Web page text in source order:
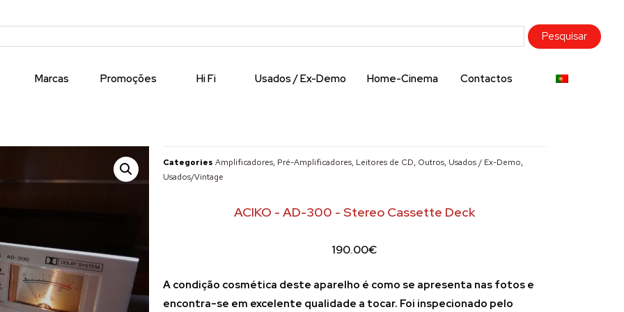
Marcas Promoções Hi Fi Usados / Ex-Demo Home-Cinema Contactos
Categories Amplificadores, Pré-Amplificadores, Leitores de CD, Outros, Usados / Ex-Demo,
Usados/Vintage
ACIKO - AD-300 - Stereo Cassette Deck
190.00€
A condição cosmética deste aparelho é como se apresenta nas fotos e
encontra-se em excelente qualidade a tocar. Foi inspecionado pelo